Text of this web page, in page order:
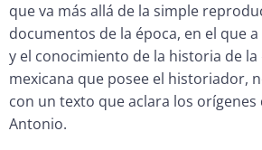
que va más allá de la simple
documentos de la época, en el que
y el conocimiento de la historia de
mexicana que posee el historiador,
con un texto que aclara los orígenes
Antonio.